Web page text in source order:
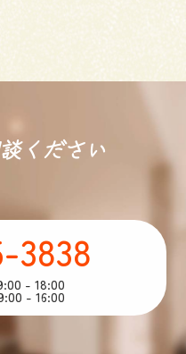
ください
3838
- 18:00
- 16:00